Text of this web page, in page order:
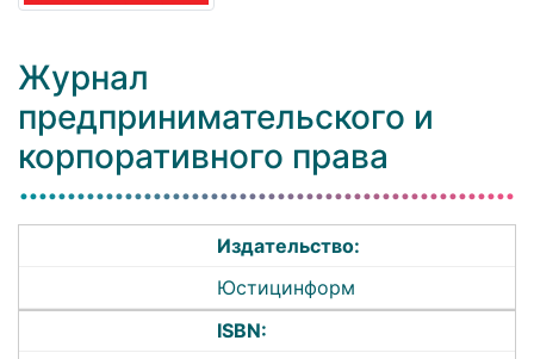
Журнал
предпринимательского и
корпоративного права
Издательство:
Юстицинформ
ISBN: